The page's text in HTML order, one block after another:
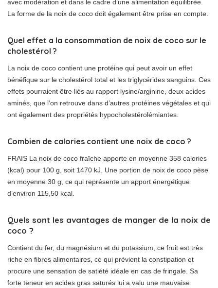
avec modération et dans le cadre d’une alimentation équilibrée.
La forme de la noix de coco doit également être prise en compte.
Quel effet a la consommation de noix de coco sur le
cholestérol ?
La noix de coco contient une protéine qui peut avoir un effet
bénéfique sur le cholestérol total et les triglycérides sanguins. Ces
effets pourraient être liés au rapport lysine/arginine, deux acides
aminés, que l’on retrouve dans d’autres protéines végétales et qui
ont également des propriétés hypocholestérolémiantes.
Combien de calories contient une noix de coco ?
FRAIS La noix de coco fraîche apporte en moyenne 358 calories
(kcal) pour 100 g, soit 1470 kJ. Une portion de noix de coco pèse
en moyenne 30 g, ce qui représente un apport énergétique
d’environ 115,50 kcal.
Quels sont les avantages de manger de la noix de
coco ?
Contient du fer, du magnésium et du potassium, ce fruit est très
riche en fibres alimentaires, ce qui prévient la constipation et
procure une sensation de satiété idéale en cas de fringale. Sa
forte teneur en acides gras saturés lui a valu une mauvaise